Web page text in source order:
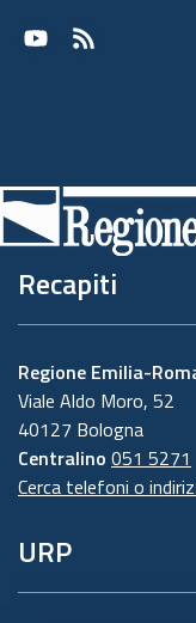
Youtube
RSS
Recapiti
Regione Emilia-
Viale Aldo Moro, 52
40127 Bologna
Centralino 051 5271
Cerca telefoni o
URP